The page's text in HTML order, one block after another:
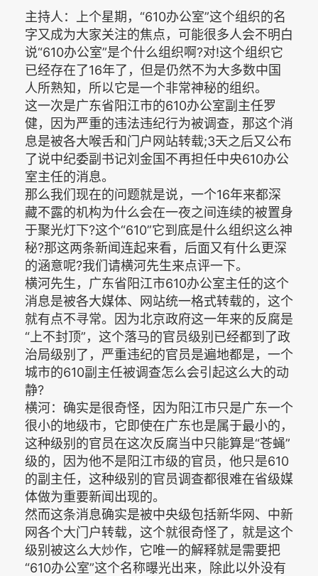
主持人：上个星期，“610办公室”这个组织的名
字又成为大家关注的焦点，可能很多人会不明白
说“610办公室”是个什么组织啊?对!这个组织它
已经存在了16年了，但是仍然不为大多数中国
人所熟知，所以它是一个非常神秘的组织。
这一次是广东省阳江市的610办公室副主任罗
健，因为严重的违法违纪行为被调查，那这个消
息是被各大喉舌和门户网站转载;3天之后又公布
了说中纪委副书记刘金国不再担任中央610办公
室主任的消息。
那么我们现在的问题就是说，一个16年来都深
藏不露的机构为什么会在一夜之间连续的被置身
于聚光灯下?这个“610”它到底是什么组织这么神
秘?那这两条新闻连起来看，后面又有什么更深
的涵意呢?我们请横河先生来点评一下。
横河先生，广东省阳江市610办公室主任的这个
消息是被各大媒体、网站统一格式转载的，这个
就有点不寻常。因为北京政府这一年来的反腐是
“上不封顶”，这个落马的官员级别已经都到了政
治局级别了，严重违纪的官员是遍地都是，一个
城市的610副主任被调查怎么会引起这么大的动
静?
横河：确实是很奇怪，因为阳江市只是广东一个
很小的地级市，它即使在广东也是属于最小的，
这种级别的官员在这次反腐当中只能算是“苍蝇”
级的，因为他不是阳江市级的官员，他只是610
的副主任，这种级别的官员调查都很难在省级媒
体做为重要新闻出现的。
然而这条消息确实是被中央级包括新华网、中新
网各个大门户转载，这个就很奇怪了，就是这个
级别被这么大炒作，它唯一的解释就是需要把
“610办公室”这个名称曝光出来，除此以外没有